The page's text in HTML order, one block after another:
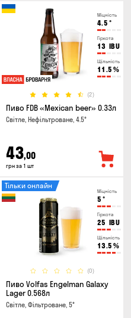
Міцність
4.5 °
Гіркота
13 IBU
Щільність
11.5 %
(2)
Пиво FDB «Mexican beer» 0.33л
Світле, Нефільтроване, 4.5°
43,00
грн за 1 шт
Міцність
5 °
Гіркота
25 IBU
Щільність
13.5 %
(0)
Тільки онлайн
Пиво Volfas Engelman Galaxy
Lager 0.568л
Світле, Фільтроване, 5°